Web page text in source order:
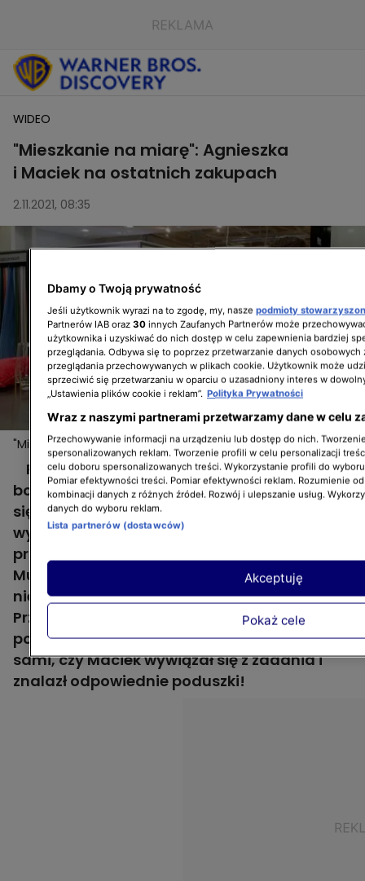
WIDEO
"Mieszkanie na miarę": Agnieszka
i Maciek na ostatnich zakupach
2.11.2021, 08:35
"Mieszkanie na miarę": Agnieszka i Maciek na
ostatnich zakupach
Więcej
Remont "Mieszkania na miarę" dla
bohaterów 1. odcinka - Edyty i Kordiana - już
się zakończył. Czas na dopieszczenie wnętrz i
wybranie dodatków! Na ostatnie zakupy
przez finałem architektka wnętrz Agnieszka
Musiał postanowiła zabrać agenta
nieruchomości Maćka Mindaka.
Przedstawiła mu koncepcję aranżacyjną,
pokazała kolory przewodnie i... Sprawdźcie
sami, czy Maciek wywiązał się z zadania i
znalazł odpowiednie poduszki!
Dbamy o Twoją prywatność
Jeśli użytkownik wyrazi na to zgodę, my, nasze podmioty
Partnerów IAB oraz 30 innych Zaufanych Partnerów może
użytkownika i uzyskiwać do nich dostęp w celu zapewnienia bardziej
przeglądania. Odbywa się to poprzez przetwarzanie danych osobowych
przeglądania przechowywanych w plikach cookie. Użytkownik może
sprzeciwić się przetwarzaniu w oparciu o uzasadniony interes w
„Ustawienia plików cookie i reklam”. Polityka Prywatności
Wraz z naszymi partnerami przetwarzamy dane w celu
Przechowywanie informacji na urządzeniu lub dostęp do nich.
spersonalizowanych reklam. Tworzenie profili w celu personalizacji
celu doboru spersonalizowanych treści. Wykorzystanie profili do
Pomiar efektywności treści. Pomiar efektywności reklam. Rozumienie
kombinacji danych z różnych źródeł. Rozwój i ulepszanie usług.
danych do wyboru reklam.
Lista partnerów (dostawców)
Pokaż cele
Akceptuję